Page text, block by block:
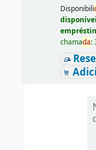
Disponibili
chamada: